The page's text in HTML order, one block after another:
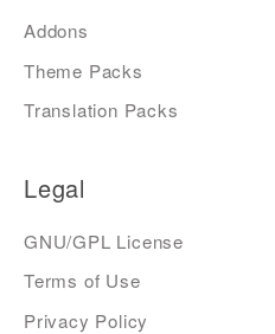
Addons
Theme Packs
Translation Packs
Legal
GNU/GPL License
Terms of Use
Privacy Policy